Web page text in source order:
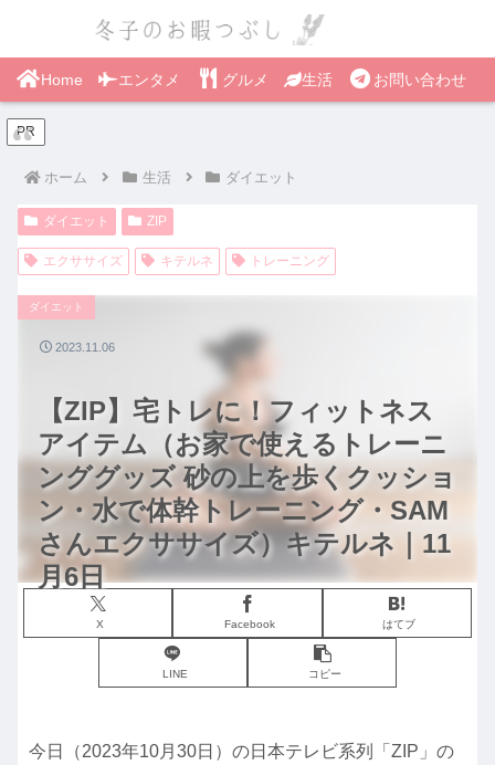
Home エンタメ グルメ 生活 お問い合わせ
PR
ホーム 生活 ダイエット
ダイエット ZIP
エクササイズ キテルネ トレーニング
【ZIP】宅トレに！フィットネス
アイテム（お家で使えるトレーニ
ンググッズ 砂の上を歩くクッショ
ン・水で体幹トレーニング・SAM
さんエクササイズ）キテルネ｜11
月6日
ダイエット
X Facebook はてブ
LINE コピー
2023.11.06
今日（2023年10月30日）の日本テレビ系列「ZIP」の